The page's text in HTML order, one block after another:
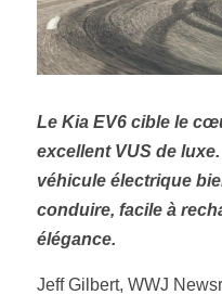
Le Kia EV6 cible le
excellent VUS de
véhicule électrique
conduire, facile à
élégance.